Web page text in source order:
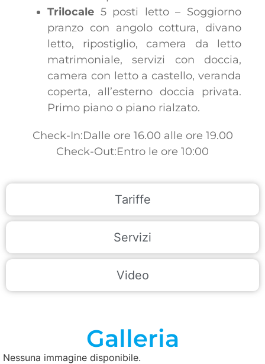
Tariffe
Servizi
Video
Trilocale 5 posti letto – Soggiorno
pranzo con angolo cottura, divano
letto, ripostiglio, camera da letto
matrimoniale, servizi con doccia,
camera con letto a castello, veranda
coperta, all’esterno doccia privata.
Primo piano o piano rialzato.
Check-In:Dalle ore 16.00 alle ore 19.00
Check-Out:Entro le ore 10:00
Galleria
Nessuna immagine disponibile.